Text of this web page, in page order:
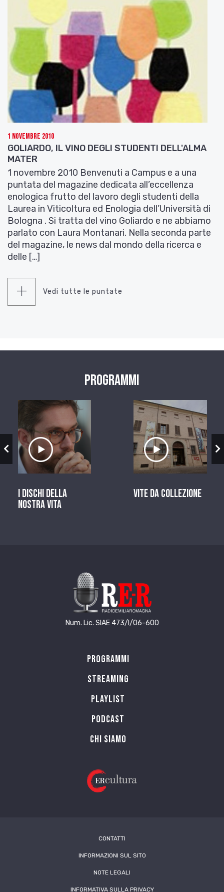
1 Novembre 2010
GOLIARDO, IL VINO DEGLI STUDENTI DELL'ALMA
MATER
1 novembre 2010 Benvenuti a Campus e a una
puntata del magazine dedicata all’eccellenza
enologica frutto del lavoro degli studenti della
Laurea in Viticoltura ed Enologia dell’Università di
Bologna . Si tratta del vino Goliardo e ne abbiamo
parlato con Laura Montanari. Nella seconda parte
del magazine, le news dal mondo della ricerca e
delle […]
Vedi tutte le puntate
Programmi
Ascolta il servizio
I dischi della
nostra vita
Ascolta il
Vite da Collezione
Num. Lic. SIAE 473/I/06-600
Programmi
Streaming
Playlist
PODCAST
Chi siamo
CONTATTI
INFORMAZIONI SUL SITO
NOTE LEGALI
INFORMATIVA SULLA PRIVACY